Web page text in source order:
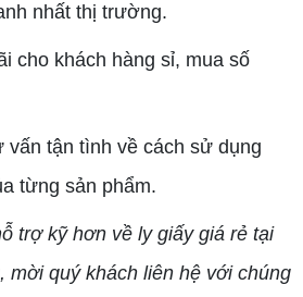
nhất thị trường.
cho khách hàng sỉ, mua số
tận tình về cách sử dụng
từng sản phẩm.
trợ kỹ hơn về ly giấy giá rẻ tại
, mời quý khách liên hệ với chúng